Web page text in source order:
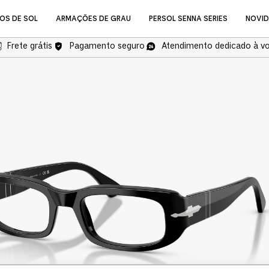
DE SOL ARMAÇÕES DE GRAU PERSOL SENNA SERIES
NOVIDADES
Óculos de Grau
COMPRAR ÓCULOS DE
Frete grátis Pagamento seguro Atendimento dedicado à